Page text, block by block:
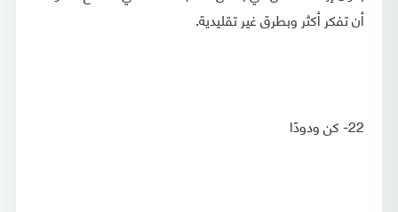
أن تفكر أكثر وبطرق غير تقليدية.
22- كن ودودًا